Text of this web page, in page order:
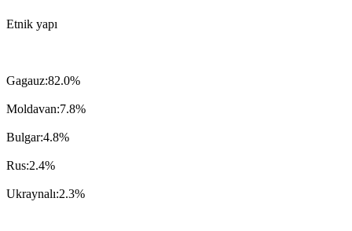
Etnik yapı
Gagauz:82.0%
Moldavan:7.8%
Bulgar:4.8%
Rus:2.4%
Ukraynalı:2.3%